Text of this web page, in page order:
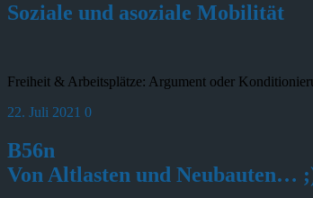
Soziale und asoziale Mobilität
Freiheit & Arbeitsplätze: Argument oder
22. Juli 2021 0
B56n
Von Altlasten und Neubauten…